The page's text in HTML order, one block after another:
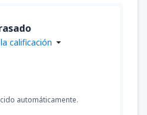
calificación
automáticamente.